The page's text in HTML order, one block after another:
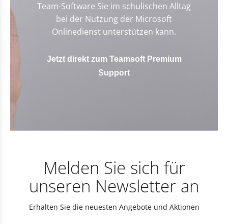
Team-Software Sie im schulischen Alltag
bei der Nutzung der Microsoft
Onlinedienst unterstützen kann.
Jetzt direkt zum Teamsoft Premium
Support
Melden Sie sich für
unseren Newsletter an
Erhalten Sie die neuesten Angebote und Aktionen